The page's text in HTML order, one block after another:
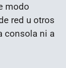
modo
red u otros
consola ni a